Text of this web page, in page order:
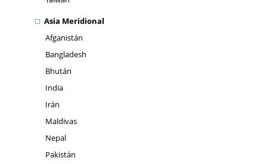
Asia Meridional
Afganistán
Bangladesh
Bhután
India
Irán
Maldivas
Nepal
Pakistán